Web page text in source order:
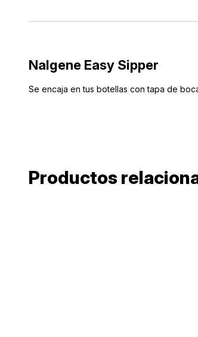
Nalgene Easy Sipper
Se encaja en tus botellas con tapa de
Productos